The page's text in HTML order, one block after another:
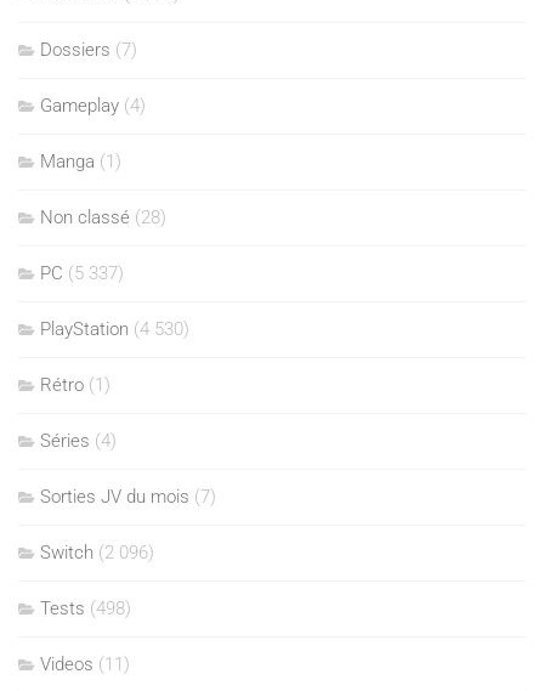
Dossiers (7)
Gameplay (4)
Manga (1)
Non classé (28)
PC (5 337)
PlayStation (4 530)
Rétro (1)
Séries (4)
Sorties JV du mois (7)
Switch (2 096)
Tests (498)
Videos (11)